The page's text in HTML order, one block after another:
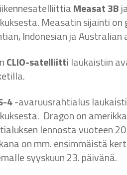
Measat 3B
Measatin sijainti
Indonesian ja
CLIO-satelliitti laukaistiin
4-avaruusrahtialus
Dragon on
lennosta vuoteen
on mm. ensimmäistä
syyskuun 23. päivänä.